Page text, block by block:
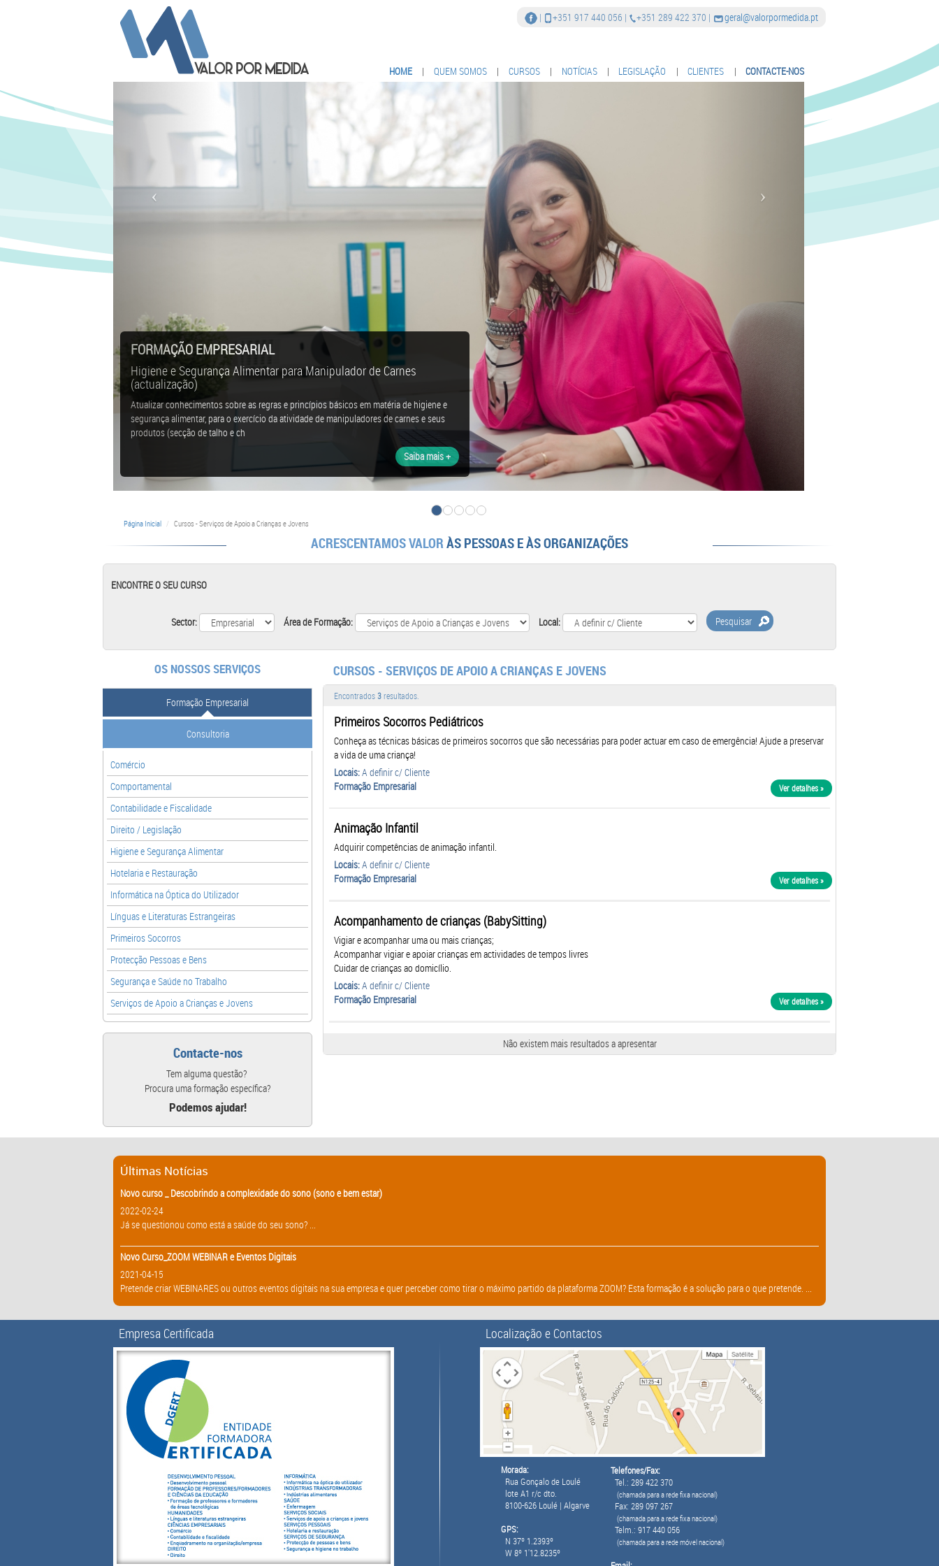
| +351 917 440 056 | +351 289 422 370 | geral@valorpormedida.pt
HOME | QUEM SOMOS | CURSOS | NOTÍCIAS | LEGISLAÇÃO | CLIENTES | CONTACTE-NOS
FORMAÇÃO EMPRESARIAL
Higiene e Segurança Alimentar para Manipulador de Carnes
(actualização)
Atualizar conhecimentos sobre as regras e princípios básicos em matéria de higiene e
segurança alimentar, para o exercício da atividade de manipuladores de carnes e seus
produtos (secção de talho e ch
Saiba mais +
Página Inicial Cursos - Serviços de Apoio a Crianças e Jovens
ACRESCENTAMOS VALORÀS PESSOAS E ÀS ORGANIZAÇÕES
ENCONTRE O SEU CURSO
Sector: Área de Formação: Local: Pesquisar
OS NOSSOS SERVIÇOS
Formação Empresarial
Consultoria
Comércio
Comportamental
Contabilidade e Fiscalidade
Direito / Legislação
Higiene e Segurança Alimentar
Hotelaria e Restauração
Informática na Óptica do Utilizador
Línguas e Literaturas Estrangeiras
Primeiros Socorros
Protecção Pessoas e Bens
Segurança e Saúde no Trabalho
Serviços de Apoio a Crianças e Jovens
Contacte-nos
Tem alguma questão?
Procura uma formação específica?
Podemos ajudar!
CURSOS - SERVIÇOS DE APOIO A CRIANÇAS E JOVENS
Encontrados 3resultados.
Primeiros Socorros Pediátricos
Conheça as técnicas básicas de primeiros socorros que são necessárias para poder actuar em caso de emergência! Ajude a preservar
a vida de uma criança!
Locais:A definir c/ Cliente
Formação Empresarial
Ver detalhes »
Animação Infantil
Adquirir competências de animação infantil.
Locais:A definir c/ Cliente
Formação Empresarial
Ver detalhes »
Acompanhamento de crianças (BabySitting)
Vigiar e acompanhar uma ou mais crianças;
Acompanhar vigiar e apoiar crianças em actividades de tempos livres
Cuidar de crianças ao domicílio.
Locais:A definir c/ Cliente
Formação Empresarial
Ver detalhes »
Não existem mais resultados a apresentar
Últimas Notícias
Novo curso _ Descobrindo a complexidade do sono (sono e bem estar)
2022-02-24
Já se questionou como está a saúde do seu sono? ...
Novo Curso_ZOOM WEBINAR e Eventos Digitais
2021-04-15
Pretende criar WEBINARES ou outros eventos digitais na sua empresa e quer perceber como tirar o máximo partido da plataforma ZOOM? Esta formação é a solução para o que pretende. ...
Empresa Certificada Localização e Contactos
Morada:
Rua Gonçalo de Loulé
lote A1 r/c dto.
8100-626 Loulé | Algarve
GPS:
N 37º 1.2393º
W 8º 1'12.8235º
Telefones/Fax:
Tel.: 289 422 370
(chamada para a rede fixa nacional)
Fax: 289 097 267
(chamada para a rede fixa nacional)
Telm.: 917 440 056
(chamada para a rede móvel nacional)